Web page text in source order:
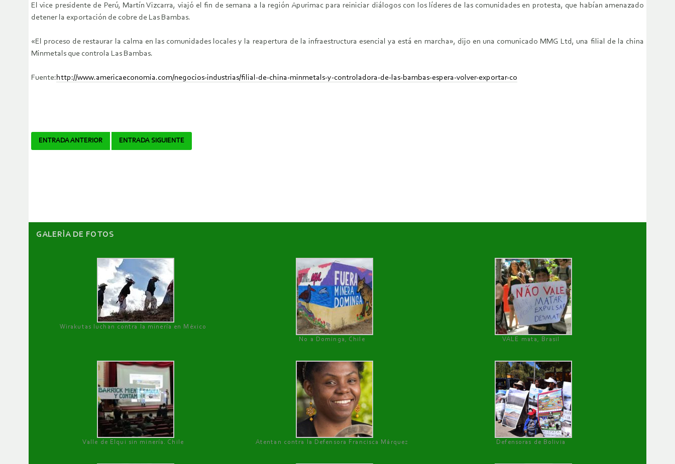
El vice presidente de Perú, Martín Vizcarra, viajó el fin de semana a la región Apurimac para reiniciar diálogos con los líderes de las comunidades en protesta, que habían amenazado
detener la exportación de cobre de Las Bambas.
«El proceso de restaurar la calma en las comunidades locales y la reapertura de la infraestructura esencial ya está en marcha», dijo en una comunicado MMG Ltd, una filial de la china
Minmetals que controla Las Bambas.
Fuente:http://www.americaeconomia.com/negocios-industrias/filial-de-china-minmetals-y-controladora-de-las-bambas-espera-volver-exportar-co
Navegador
ENTRADA ANTERIOR ENTRADA SIGUIENTE
GALERÌA DE FOTOS
Wirakutas luchan contra la minería en México
No a Dominga, Chile
VALE mata, Brasil
Valle de Elqui sin minería. Chile Atentan contra la Defensora Francisca Márquez Defensoras de Bolivia